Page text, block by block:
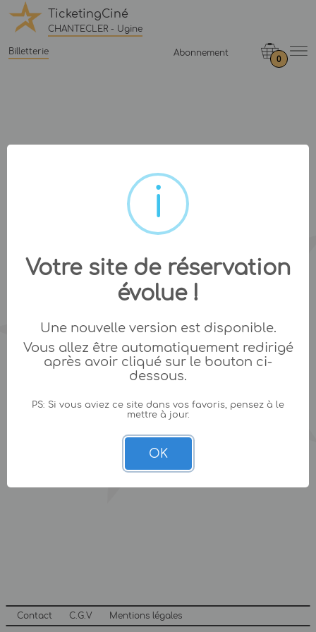
TicketingCiné
CHANTECLER - Ugine
Billetterie Abonnement
0
Contact C.G.V Mentions légales
Votre site de réservation
évolue !
Une nouvelle version est disponible.
Vous allez être automatiquement redirigé
après avoir cliqué sur le bouton ci-
dessous.
PS: Si vous aviez ce site dans vos favoris, pensez à le
mettre à jour.
OK